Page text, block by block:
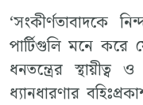
‘সংকীর্ণতাবাদকে
পার্টিগুলি মনে করে
ধনতন্ত্রের স্থায়ীত্ব
ধ্যানধারণার